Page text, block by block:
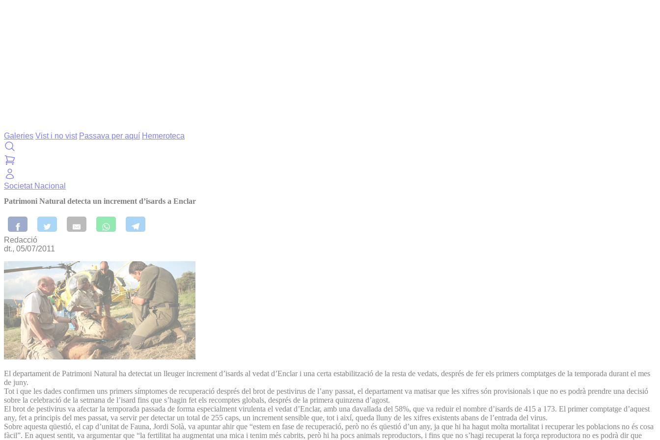
Galeries Vist i no vist Passava per aquí Hemeroteca
Societat Nacional
Patrimoni Natural detecta un increment d’isards a Enclar
Redacció
dt., 05/07/2011
El departament de Patrimoni Natural ha detectat un lleuger increment d’isards al vedat d’Enclar i una certa estabilització de la resta de vedats, després de fer els primers comptatges de la temporada durant el mes
de juny.
Tot i que les dades confirmen uns primers símptomes de recuperació després del brot de pestivirus de l’any passat, el departament va matisar que les xifres són provisionals i que no es podrà prendre una decisió
sobre la celebració de la setmana de l’isard fins que s’hagin fet els recomptes globals, després de la primera quinzena d’agost.
El brot de pestivirus va afectar la temporada passada de forma especialment virulenta el vedat d’Enclar, amb una davallada del 58%, que va reduir el nombre d’isards de 415 a 173. El primer comptatge d’aquest
any, fet a principis del mes passat, va servir per detectar un total de 255 caps, un increment sensible que, tot i així, queda lluny de les xifres existents abans de l’entrada del virus.
Sobre aquesta qüestió, el cap d’unitat de Fauna, Jordi Solà, va apuntar ahir que “estem en fase de recuperació, però no és qüestió d’un any, ja que hi ha hagut molta mortalitat i recuperar les poblacions no és cosa
fàcil”. En aquest sentit, va argumentar que “la fertilitat ha augmentat una mica i tenim més cabrits, però hi ha pocs animals reproductors, i fins que no s’hagi recuperat la força reproductora no es podrà dir que